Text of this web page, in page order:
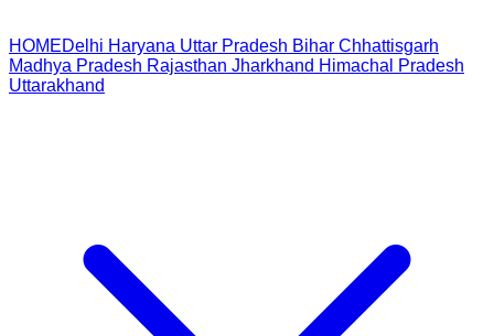
HOMEDelhi Haryana Uttar Pradesh Bihar Chhattisgarh
Madhya Pradesh Rajasthan Jharkhand Himachal Pradesh
Uttarakhand